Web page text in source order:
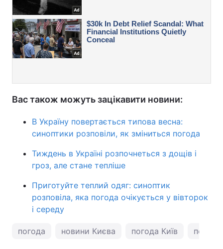
Вас також можуть зацікавити новини:
В Україну повертається типова весна:
синоптики розповіли, як зміниться погода
Тиждень в Україні розпочнеться з дощів і
гроз, але стане тепліше
Приготуйте теплий одяг: синоптик
розповіла, яка погода очікується у вівторок
і середу
погода новини Києва погода Київ погода